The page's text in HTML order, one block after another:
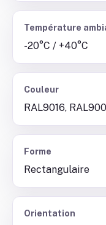
Température
-20°C / +40°C
Couleur
RAL9016,
Forme
Rectangulaire
Orientation